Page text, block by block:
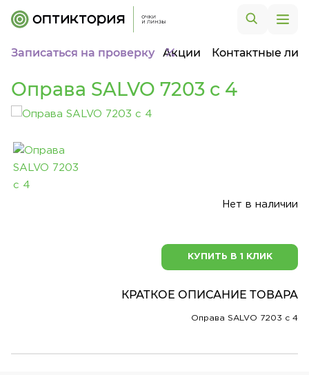
Записаться на проверку Акции Контактные
Оправа SALVO 7203 c 4
Нет в наличии
КУПИТЬ В 1 КЛИК
КРАТКОЕ ОПИСАНИЕ ТОВАРА
Оправа SALVO 7203 c 4